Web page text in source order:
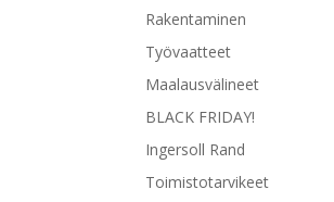
Rakentaminen
Työvaatteet
Maalausvälineet
BLACK FRIDAY!
Ingersoll Rand
Toimistotarvikeet